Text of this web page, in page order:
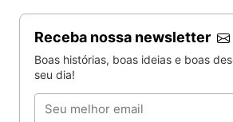
por pessoa
Cancún (México)
Apesar dos valores mais altos em
Cancún é a prova de que dá para
Receba nossa newsletter
Boas histórias, boas ideias e boas
seu dia!
Email